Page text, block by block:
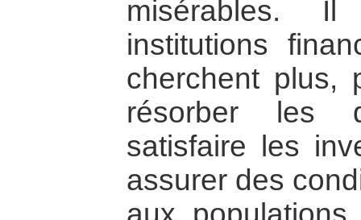
misérables.
institutions
cherchent plus,
résorber les
satisfaire les
assurer des